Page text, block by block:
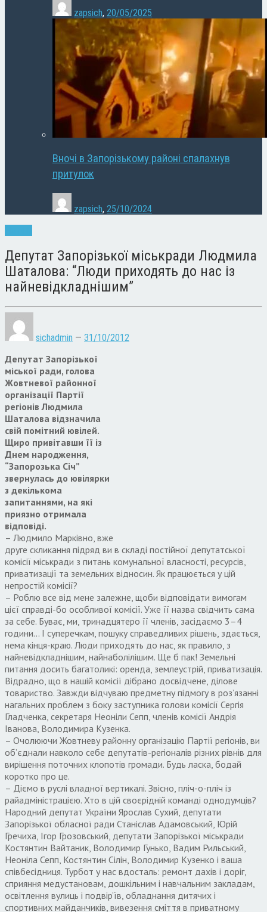
zapsich, 20/05/2025
Вночі в Запорізькому районі спалахнув
притулок
zapsich, 25/10/2024
Депутат Запорізької міськради Людмила
Шаталова: “Люди приходять до нас із
найневідкладнішим”
sichadmin — 31/10/2012
Депутат Запорізької
міської ради, голова
Жовтневої районної
організації Партії
регіонів Людмила
Шаталова відзначила
свій помітний ювілей.
Щиро привітавши її із
Днем народження,
“Запорозька Січ”
звернулась до ювілярки
з декількома
запитаннями, на які
приязно отримала
відповіді.
– Людмило Марківно, вже
друге скликання підряд ви в складі постійної депутатської
комісії міськради з питань комунальної власності, ресурсів,
приватизації та земельних відносин. Як працюється у цій
непростій комісії?
– Роблю все від мене залежне, щоби відповідати вимогам
цієї справді-бо особливої комісії. Уже її назва свідчить сама
за себе. Буває, ми, тринадцятеро її членів, засідаємо 3–4
години… І суперечкам, пошуку справедливих рішень, здається,
нема кінця-краю. Люди приходять до нас, як правило, з
найневідкладнішим, найнаболілішим. Ще б пак! Земельні
питання досить багатоликі: оренда, землеустрій, приватизація.
Відрадно, що в нашій комісії дібрано досвідчене, ділове
товариство. Завжди відчуваю предметну підмогу в роз’язанні
нагальних проблем з боку заступника голови комісії Сергія
Гладченка, секретаря Неоніли Сепп, членів комісії Андрія
Іванова, Володимира Кузенка.
– Очолюючи Жовтневу районну організацію Партії регіонів, ви
об’єднали навколо себе депутатів-регіоналів різних рівнів для
вирішення поточних клопотів громади. Будь ласка, бодай
коротко про це.
– Діємо в руслі владної вертикалі. Звісно, пліч-о-пліч із
райадміністрацією. Хто в цій своєрідній команді однодумців?
Народний депутат України Ярослав Сухий, депутати
Запорізької обласної ради Станіслав Адамовський, Юрій
Гречиха, Ігор Грозовський, депутати Запорізької міськради
Костянтин Вайтаник, Володимир Гунько, Вадим Рильський,
Неоніла Сепп, Костянтин Сілін, Володимир Кузенко і ваша
співбесідниця. Турбот у нас вдосталь: ремонт дахів і доріг,
сприяння медустановам, дошкільним і навчальним закладам,
освітлення вулиць і подвіp’їв, обладнання дитячих і
спортивних майданчиків, вивезення сміття в приватному